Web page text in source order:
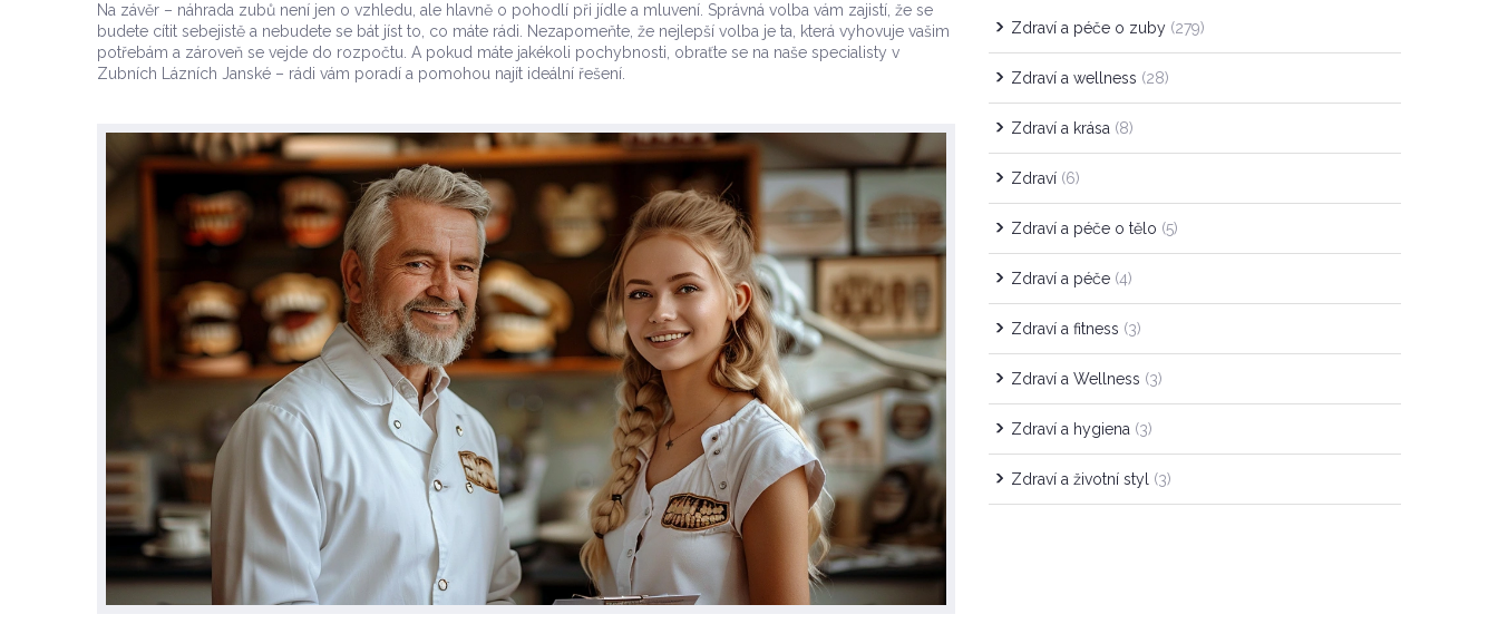
Na závěr – náhrada zubů není jen o vzhledu, ale hlavně o pohodlí při jídle a mluvení. Správná volba vám zajistí, že se
budete cítit sebejistě a nebudete se bát jíst to, co máte rádi. Nezapomeňte, že nejlepší volba je ta, která vyhovuje vašim
potřebám a zároveň se vejde do rozpočtu. A pokud máte jakékoli pochybnosti, obraťte se na naše specialisty v
Zubních Lázních Janské – rádi vám poradí a pomohou najít ideální řešení.
Zdraví a péče o zuby (279)
Zdraví a wellness (28)
Zdraví a krása (8)
Zdraví (6)
Zdraví a péče o tělo (5)
Zdraví a péče (4)
Zdraví a fitness (3)
Zdraví a Wellness (3)
Zdraví a hygiena (3)
Zdraví a životní styl (3)